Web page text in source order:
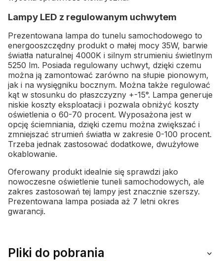
Lampy LED z regulowanym uchwytem
Prezentowana lampa do tunelu samochodowego to
energooszczędny produkt o małej mocy 35W, barwie
światła naturalnej 4000K i silnym strumieniu świetlnym
5250 lm. Posiada regulowany uchwyt, dzięki czemu
można ją zamontować zarówno na słupie pionowym,
jak i na wysięgniku bocznym. Można także regulować
kąt w stosunku do płaszczyzny +-15°. Lampa generuje
niskie koszty eksploatacji i pozwala obniżyć koszty
oświetlenia o 60-70 procent. Wyposażona jest w
opcję ściemniania, dzięki czemu można zwiększać i
zmniejszać strumień światła w zakresie 0-100 procent.
Trzeba jednak zastosować dodatkowe, dwużyłowe
okablowanie.
Oferowany produkt idealnie się sprawdzi jako
nowoczesne oświetlenie tuneli samochodowych, ale
zakres zastosowań tej lampy jest znacznie szerszy.
Prezentowana lampa posiada aż 7 letni okres
gwarancji.
Pliki do pobrania